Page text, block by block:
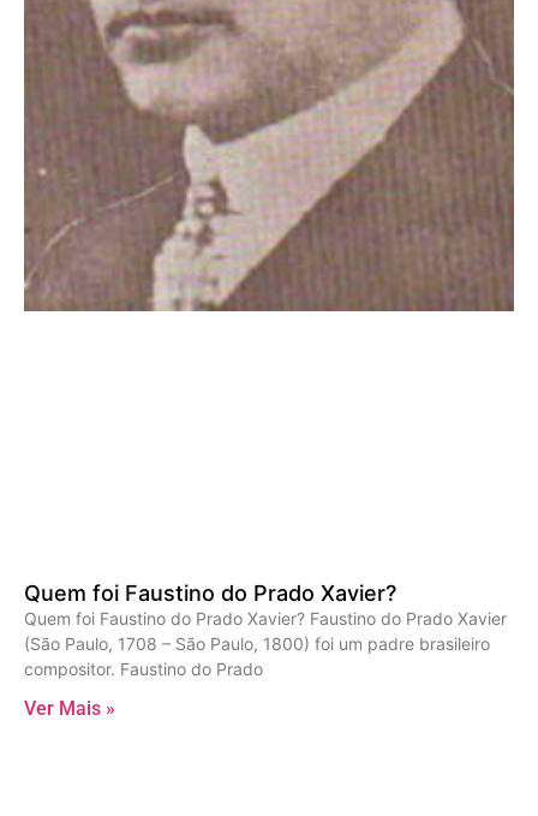
Quem foi Faustino do Prado Xavier?
Quem foi Faustino do Prado Xavier? Faustino do Prado Xavier
(São Paulo, 1708 – São Paulo, 1800) foi um padre brasileiro
compositor. Faustino do Prado
Ver Mais »